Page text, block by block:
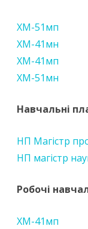
ХМ-51мп
ХМ-41мн
ХМ-41мп
ХМ-51мн
Навчальні
НП Магістр
НП магістр
Робочі
ХМ-41мп